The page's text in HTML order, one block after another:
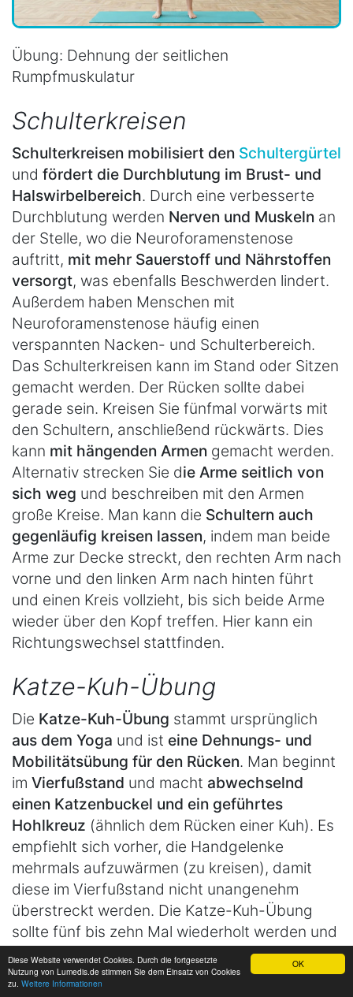
OK
Diese Website verwendet Cookies. Durch die fortgesetzte
Nutzung von Lumedis.de stimmen Sie dem Einsatz von Cookies
zu. Weitere Informationen
Übung: Dehnung der seitlichen
Rumpfmuskulatur
Schulterkreisen
Schulterkreisen mobilisiert den Schultergürtel
und fördert die Durchblutung im Brust- und
Halswirbelbereich. Durch eine verbesserte
Durchblutung werden Nerven und Muskeln an
der Stelle, wo die Neuroforamenstenose
auftritt, mit mehr Sauerstoff und Nährstoffen
versorgt, was ebenfalls Beschwerden lindert.
Außerdem haben Menschen mit
Neuroforamenstenose häufig einen
verspannten Nacken- und Schulterbereich.
Das Schulterkreisen kann im Stand oder Sitzen
gemacht werden. Der Rücken sollte dabei
gerade sein. Kreisen Sie fünfmal vorwärts mit
den Schultern, anschließend rückwärts. Dies
kann mit hängenden Armen gemacht werden.
Alternativ strecken Sie die Arme seitlich von
sich weg und beschreiben mit den Armen
große Kreise. Man kann die Schultern auch
gegenläufig kreisen lassen, indem man beide
Arme zur Decke streckt, den rechten Arm nach
vorne und den linken Arm nach hinten führt
und einen Kreis vollzieht, bis sich beide Arme
wieder über den Kopf treffen. Hier kann ein
Richtungswechsel stattfinden.
Katze-Kuh-Übung
Die Katze-Kuh-Übung stammt ursprünglich
aus dem Yoga und ist eine Dehnungs- und
Mobilitätsübung für den Rücken. Man beginnt
im Vierfußstand und macht abwechselnd
einen Katzenbuckel und ein geführtes
Hohlkreuz (ähnlich dem Rücken einer Kuh). Es
empfiehlt sich vorher, die Handgelenke
mehrmals aufzuwärmen (zu kreisen), damit
diese im Vierfußstand nicht unangenehm
überstreckt werden. Die Katze-Kuh-Übung
sollte fünf bis zehn Mal wiederholt werden und
kann
täglich
angewandt werden. Ein
geeigneter Zeitpunkt ist vor allem nach dem